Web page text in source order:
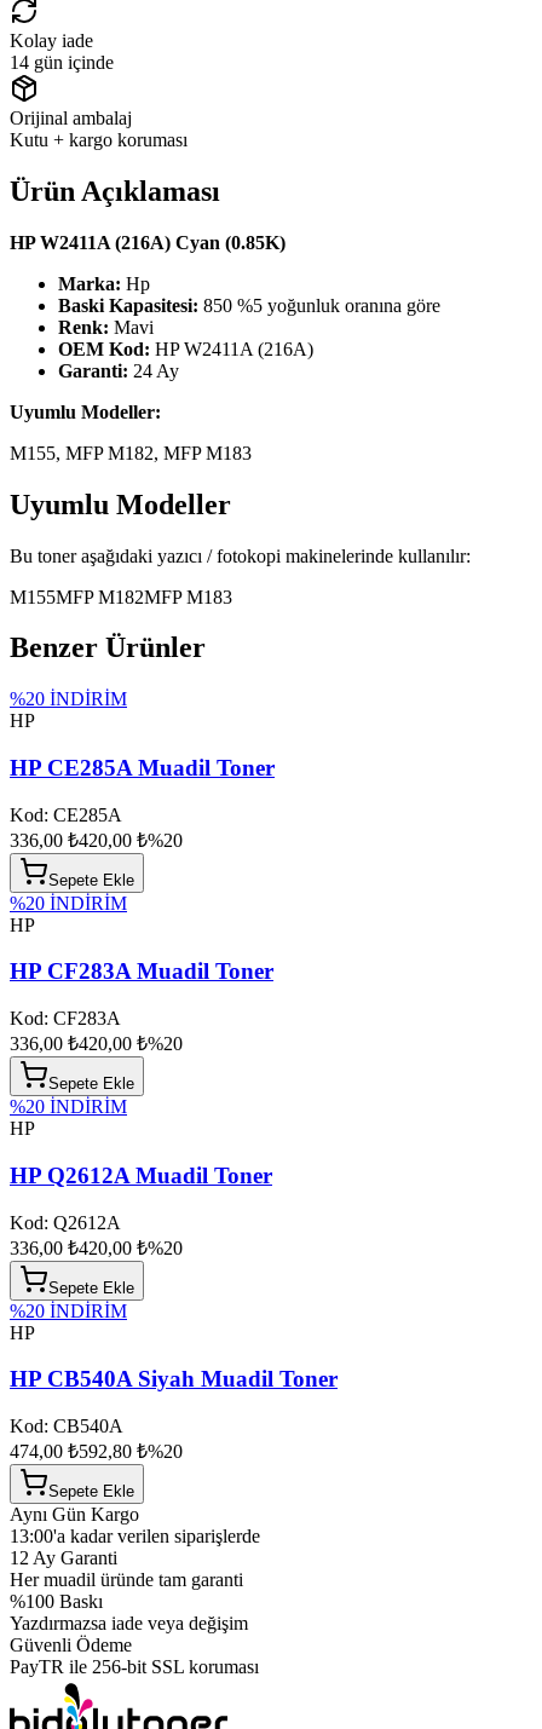
Kolay iade
14 gün içinde
Orijinal ambalaj
Kutu + kargo koruması
Ürün Açıklaması
HP W2411A (216A) Cyan (0.85K)
Marka: Hp
Baski Kapasitesi: 850 %5 yoğunluk oranına göre
Renk: Mavi
OEM Kod: HP W2411A (216A)
Garanti: 24 Ay
Uyumlu Modeller:
M155, MFP M182, MFP M183
Uyumlu Modeller
Bu toner aşağıdaki yazıcı / fotokopi makinelerinde kullanılır:
M155MFP M182MFP M183
Benzer Ürünler
%20 İNDİRİM
HP
HP CE285A Muadil Toner
Kod: CE285A
336,00 ₺420,00 ₺%20
Sepete Ekle
%20 İNDİRİM
HP
HP CF283A Muadil Toner
Kod: CF283A
336,00 ₺420,00 ₺%20
Sepete Ekle
%20 İNDİRİM
HP
HP Q2612A Muadil Toner
Kod: Q2612A
336,00 ₺420,00 ₺%20
Sepete Ekle
%20 İNDİRİM
HP
HP CB540A Siyah Muadil Toner
Kod: CB540A
474,00 ₺592,80 ₺%20
Sepete Ekle
Aynı Gün Kargo
13:00'a kadar verilen siparişlerde
12 Ay Garanti
Her muadil üründe tam garanti
%100 Baskı
Yazdırmazsa iade veya değişim
Güvenli Ödeme
PayTR ile 256-bit SSL koruması